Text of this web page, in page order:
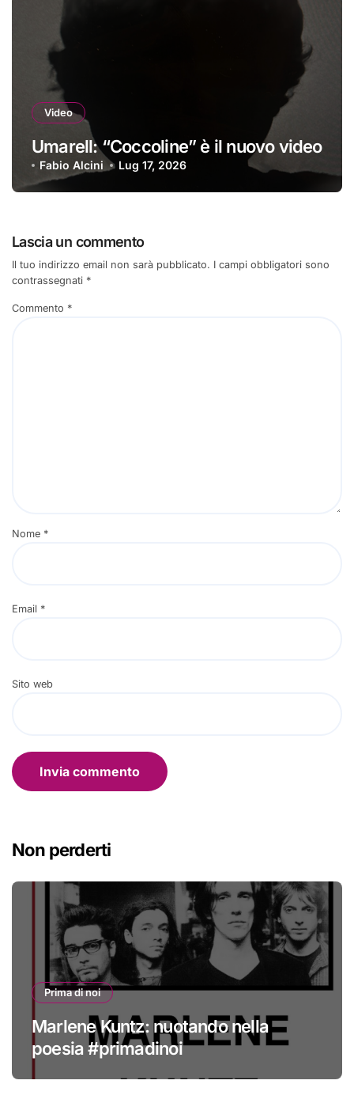
Video
Umarell: “Coccoline” è il nuovo video
Fabio Alcini Lug 17, 2026
Lascia un commento
Il tuo indirizzo email non sarà pubblicato. I campi obbligatori sono
contrassegnati *
Commento *
Nome *
Email *
Sito web
Non perderti
Prima di noi
Marlene Kuntz: nuotando nella
poesia #primadinoi